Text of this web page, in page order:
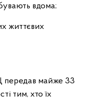
вдома;
життєвих
передав майже 33
тим, хто їх